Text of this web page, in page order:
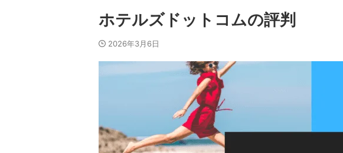
ホテルズドットコムの評判
2026年3月6日